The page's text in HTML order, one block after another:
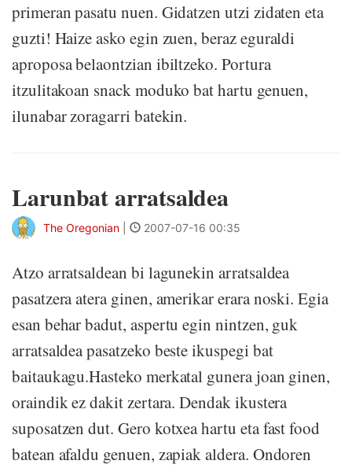
primeran pasatu nuen. Gidatzen utzi zidaten eta
guzti! Haize asko egin zuen, beraz eguraldi
aproposa belaontzian ibiltzeko. Portura
itzulitakoan snack moduko bat hartu genuen,
ilunabar zoragarri batekin.
Larunbat arratsaldea
The Oregonian 2007-07-16 00:35
Atzo arratsaldean bi lagunekin arratsaldea
pasatzera atera ginen, amerikar erara noski. Egia
esan behar badut, aspertu egin nintzen, guk
arratsaldea pasatzeko beste ikuspegi bat
baitaukagu.Hasteko merkatal gunera joan ginen,
oraindik ez dakit zertara. Dendak ikustera
suposatzen dut. Gero kotxea hartu eta fast food
batean afaldu genuen, zapiak aldera. Ondoren